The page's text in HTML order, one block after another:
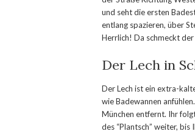
und seht die ersten
entlang spazieren, über
Herrlich! Da schmeckt
Der Lech in
Der Lech ist ein extra-
wie Badewannen
München entfernt. Ihr
des “Plantsch” weiter, bis